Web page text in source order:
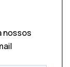
nossos